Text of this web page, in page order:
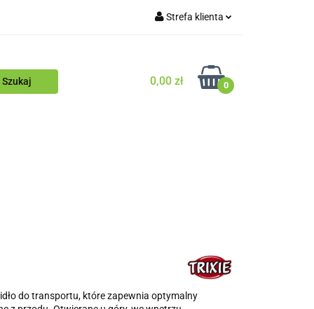
Strefa klienta
Zarejestruj się
Dodaj zgłoszenie
0,00 zł 0
do transportu, które zapewnia optymalny